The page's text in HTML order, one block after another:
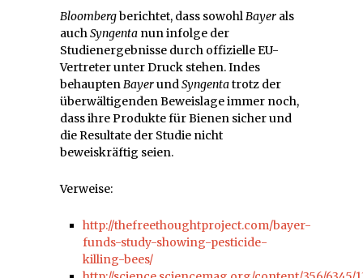
Bloombergberichtet, dass sowohlBayer als
auchSyngenta nun infolge der
Studienergebnisse durch offizielle EU-
Vertreter unter Druck stehen. Indes
behauptenBayerundSyngentatrotz der
überwältigenden Beweislage immer noch,
dass ihre Produkte für Bienen sicher und
die Resultate der Studie nicht
beweiskräftig seien.
Verweise:
http://thefreethoughtproject.com/bayer-
funds-study-showing-pesticide-
killing-bees/